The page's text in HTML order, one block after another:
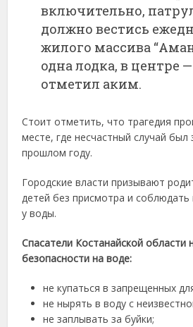
включительно,
должно вестись
жилого массива
одна лодка, в центре
отметил аким.
Стоит отметить, что трагедия
месте, где несчастный случай был
прошлом году.
Городские власти призывают
детей без присмотра и
у воды.
Спасатели Костанайской области
безопасности на воде:
не купаться в запрещенных
не нырять в воду с
не заплывать за буйки;